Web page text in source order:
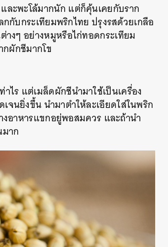
ละพะโล้มากนัก แต่ก็คุ้นเคยกับราก
กกับกระเทียมพริกไทย ปรุงรสด้วยเกลือ
างๆ อย่างหมูหรือไก่ทอดกระเทียม
ผักชีมากโข
ไร แต่เมล็ดผักชีนำมาใช้เป็นเครื่อง
เจนยิ่งขึ้นนำมาตำให้ละเอียดใส่ในพริก
อาหารแขกอยู่พอสมควร และถ้านำ
าก